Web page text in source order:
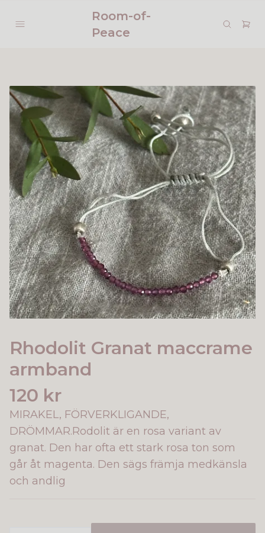
Room-of-
Peace
Rhodolit Granat maccrame
armband
120 kr
MIRAKEL, FÖRVERKLIGANDE,
DRÖMMAR.Rodolit är en rosa variant av
granat. Den har ofta ett stark rosa ton som
går åt magenta. Den sägs främja medkänsla
och andlig